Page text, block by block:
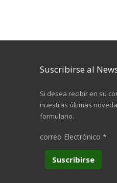
Suscribirse al
Si desea recibir en su
nuestras últimas
formulario.
correo Electrónico *